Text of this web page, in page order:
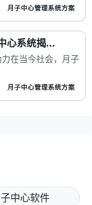
月子中心管理系统方案
心系统揭...
在当今社会，月子
月子中心管理系统方案
中心软件